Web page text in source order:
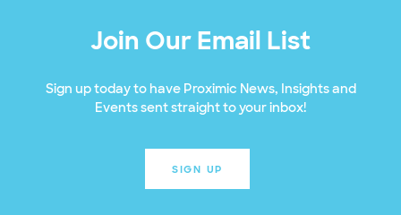
Join Our Email List
Sign up today to have Proximic News, Insights and
Events sent straight to your inbox!
SIGN UP